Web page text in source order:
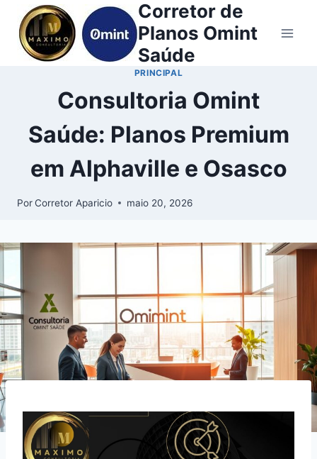
Corretor de
Planos Omint
Saúde
PRINCIPAL
Consultoria Omint
Saúde: Planos Premium
em Alphaville e Osasco
PorCorretor Aparicio maio 20, 2026